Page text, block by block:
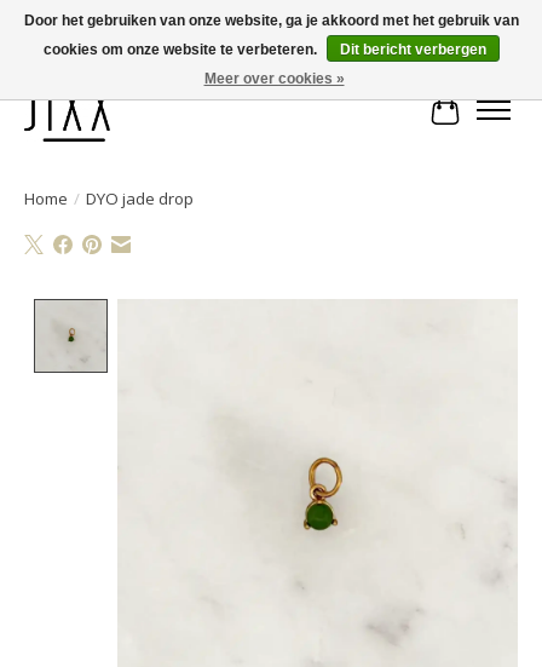
Voor 14.00 uur besteld, vandaag verstuurd | Gratis verzending vanaf € 75
Home / DYO jade drop
Door het gebruiken van onze website, ga je akkoord met het gebruik van
cookies om onze website te verbeteren.
Dit bericht verbergen
Meer over cookies »